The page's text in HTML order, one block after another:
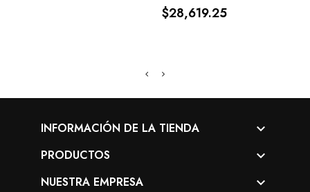
Precio
$28,619.25
INFORMACIÓN DE LA TIENDA 
PRODUCTOS 
NUESTRA EMPRESA 